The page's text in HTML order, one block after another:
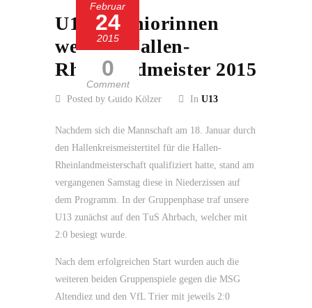
Februar
24
2015
0
Comment
U13 – Juniorinnen
werden Hallen-
Rheinlandmeister 2015
Posted by Guido Kölzer In U13
Nachdem sich die Mannschaft am 18. Januar durch
den Hallenkreismeistertitel für die Hallen-
Rheinlandmeisterschaft qualifiziert hatte, stand am
vergangenen Samstag diese in Niederzissen auf
dem Programm. In der Gruppenphase traf unsere
U13 zunächst auf den TuS Ahrbach, welcher mit
2:0 besiegt wurde.
Nach dem erfolgreichen Start wurden auch die
weiteren beiden Gruppenspiele gegen die MSG
Altendiez und den VfL Trier mit jeweils 2:0